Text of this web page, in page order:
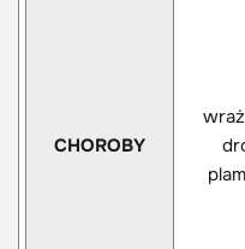
CHOROBY